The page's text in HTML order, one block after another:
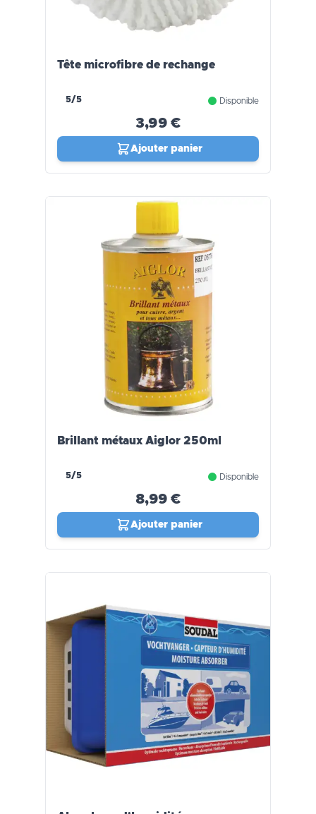
Tête microfibre de rechange
5/5 Disponible
3,99 €
Ajouter panier
Brillant métaux Aiglor 250ml
5/5 Disponible
8,99 €
Ajouter panier